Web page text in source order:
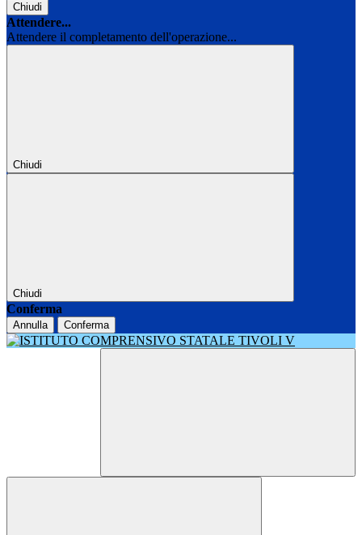
Chiudi
Attendere...
Attendere il completamento dell'operazione...
Chiudi
Chiudi
Conferma
Annulla Conferma